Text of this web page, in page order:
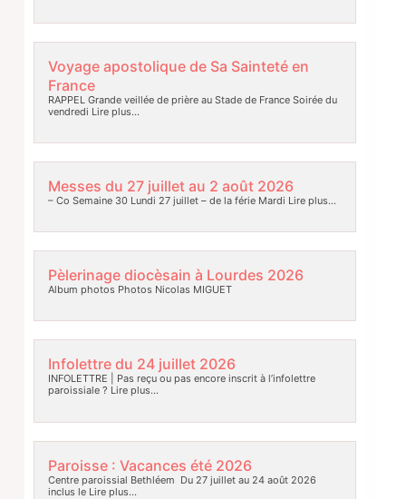
Voyage apostolique de Sa Sainteté en
France
RAPPEL Grande veillée de prière au Stade de France Soirée du
vendredi Lire plus…
Messes du 27 juillet au 2 août 2026
– Co Semaine 30 Lundi 27 juillet – de la férie Mardi Lire plus…
Pèlerinage diocèsain à Lourdes 2026
Album photos Photos Nicolas MIGUET
Infolettre du 24 juillet 2026
INFOLETTRE | Pas reçu ou pas encore inscrit à l’infolettre
paroissiale ? Lire plus…
Paroisse : Vacances été 2026
Centre paroissial Bethléem Du 27 juillet au 24 août 2026
inclus leLire plus…